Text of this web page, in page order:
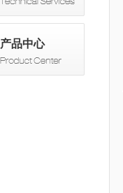
产品中心